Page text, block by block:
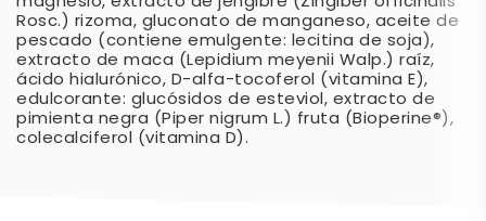
Rosc.) rizoma, gluconato de manganeso, aceite de
pescado (contiene emulgente: lecitina de soja),
extracto de maca (Lepidium meyenii Walp.) raíz,
ácido hialurónico, D-alfa-tocoferol (vitamina E),
edulcorante: glucósidos de esteviol, extracto de
pimienta negra (Piper nigrum L.) fruta (Bioperine®),
colecalciferol (vitamina D).